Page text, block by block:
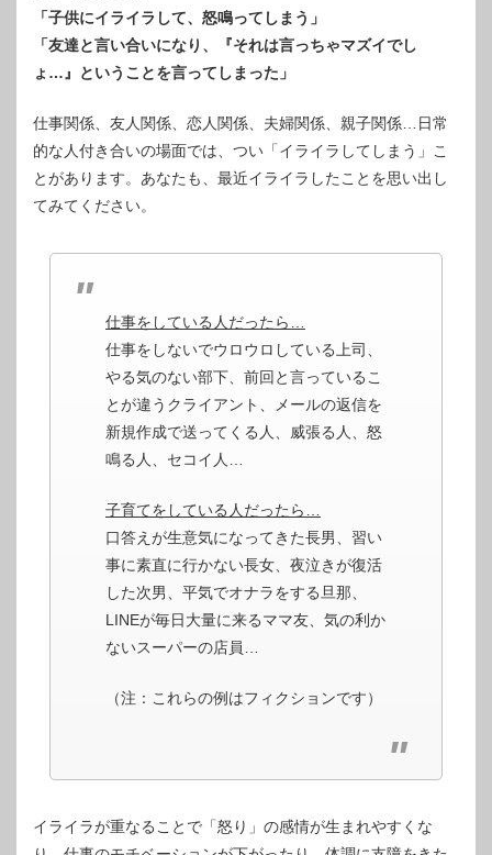
「子供にイライラして、怒鳴ってしまう」
「友達と言い合いになり、『それは言っちゃマズイでし
ょ…』ということを言ってしまった」
仕事関係、友人関係、恋人関係、夫婦関係、親子関係…日常
的な人付き合いの場面では、つい「イライラしてしまう」こ
とがあります。あなたも、最近イライラしたことを思い出し
てみてください。
仕事をしている人だったら…
仕事をしないでウロウロしている上司、
やる気のない部下、前回と言っているこ
とが違うクライアント、メールの返信を
新規作成で送ってくる人、威張る人、怒
鳴る人、セコイ人…
子育てをしている人だったら…
口答えが生意気になってきた長男、習い
事に素直に行かない長女、夜泣きが復活
した次男、平気でオナラをする旦那、
LINEが毎日大量に来るママ友、気の利か
ないスーパーの店員…
（注：これらの例はフィクションです）
イライラが重なることで「怒り」の感情が生まれやすくな